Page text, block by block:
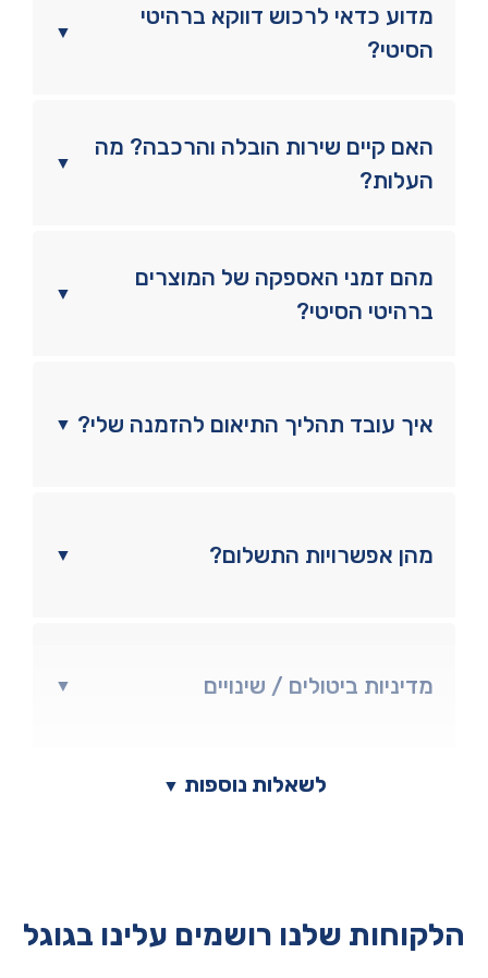
▼
מדוע כדאי לרכוש דווקא ברהיטי
הסיטי?
▼
האם קיים שירות הובלה והרכבה? מה
העלות?
▼
מהם זמני האספקה של המוצרים
ברהיטי הסיטי?
▼ איך עובד תהליך התיאום להזמנה שלי?
▼ מהן אפשרויות התשלום?
▼ מדיניות ביטולים / שינויים
▼ לשאלות נוספות
הלקוחות שלנו רושמים עלינו בגוגל